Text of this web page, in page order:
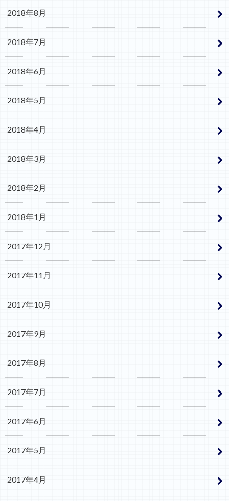
2018年8月
2018年7月
2018年6月
2018年5月
2018年4月
2018年3月
2018年2月
2018年1月
2017年12月
2017年11月
2017年10月
2017年9月
2017年8月
2017年7月
2017年6月
2017年5月
2017年4月